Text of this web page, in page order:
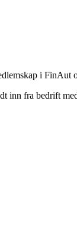
i FinAut
inn fra bedrift